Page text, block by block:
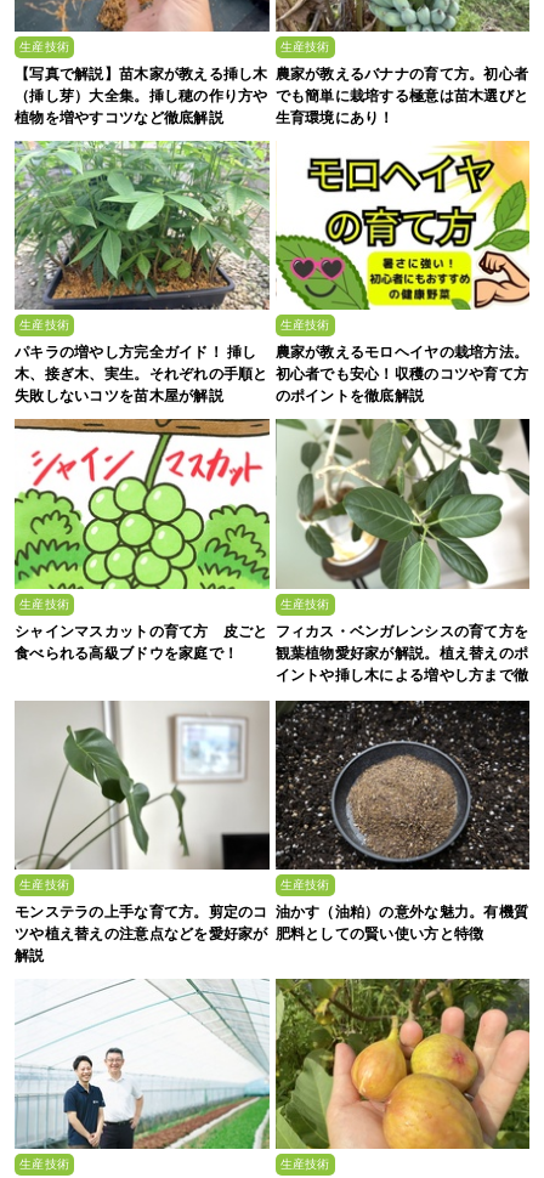
生産技術
【写真で解説】苗木家が教える挿し木
（挿し芽）大全集。挿し穂の作り方や
植物を増やすコツなど徹底解説
生産技術
農家が教えるバナナの育て方。初心者
でも簡単に栽培する極意は苗木選びと
生育環境にあり！
生産技術
パキラの増やし方完全ガイド！ 挿し
木、接ぎ木、実生。それぞれの手順と
失敗しないコツを苗木屋が解説
生産技術
農家が教えるモロヘイヤの栽培方法。
初心者でも安心！収穫のコツや育て方
のポイントを徹底解説
生産技術
シャインマスカットの育て方 皮ごと
食べられる高級ブドウを家庭で！
生産技術
フィカス・ベンガレンシスの育て方を
観葉植物愛好家が解説。植え替えのポ
イントや挿し木による増やし方まで徹
底解説
生産技術
モンステラの上手な育て方。剪定のコ
ツや植え替えの注意点などを愛好家が
解説
生産技術
油かす（油粕）の意外な魅力。有機質
肥料としての賢い使い方と特徴
生産技術 生産技術